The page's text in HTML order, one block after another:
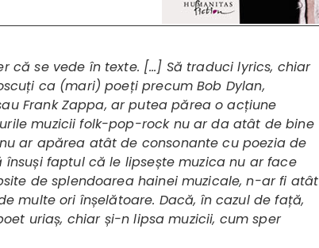
că se vede în texte. […] Să traducilyrics, chiar
ca (mari) poeți precum Bob Dylan,
Frank Zappa, ar putea părea o acțiune
muzicii folk-pop-rock nu ar da atât de bine
ar apărea atât de consonante cu poezia de
faptul că le lipsește muzica nu ar face
de splendoarea hainei muzicale, n-ar fi atât
multe ori înșelătoare. Dacă, în cazul de față,
uriaș, chiar și-n lipsa muzicii, cum sper